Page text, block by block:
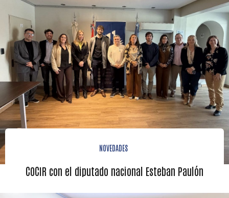
NOVEDADES
COCIR con el diputado nacional Esteban Paulón